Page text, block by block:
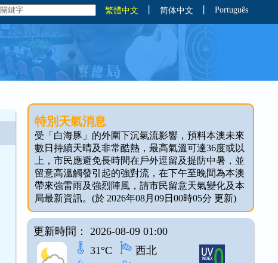
繁體中文 简体中文 Português
特別天氣消息
受「白海豚」的外圍下沉氣流影響，預料本澳未來
數日持續天晴及非常酷熱，最高氣溫可達36度或以
上，市民應避免長時間在戶外逗留及提防中暑，並
留意高溫觸發引起的強對流，在下午至晚間為本澳
帶來強雷雨及強烈陣風，請市民留意天氣變化及本
局最新資訊。(於 2026年08月09日00時05分 更新)
更新時間： 2026-08-09 01:00
31°C
西北